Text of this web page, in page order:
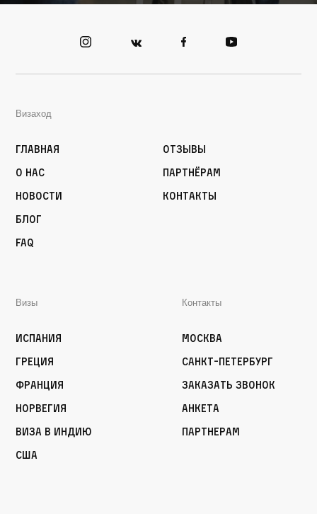
Визаход
Главная
О нас
Новости
Блог
FAQ
Отзывы
Партнёрам
Контакты
Визы
Испания
Греция
Франция
Норвегия
Виза в Индию
США
Контакты
Москва
Санкт-Петербург
Заказать звонок
Анкета
Партнерам